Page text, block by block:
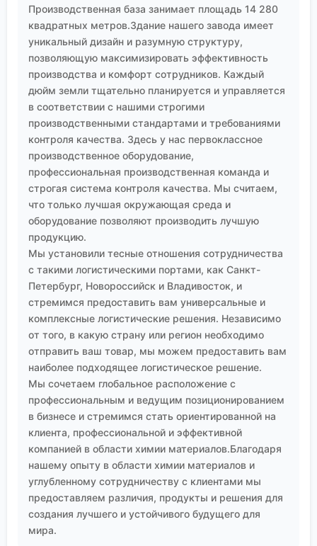
Производственная база занимает площадь 14 280
квадратных метров.Здание нашего завода имеет
уникальный дизайн и разумную структуру,
позволяющую максимизировать эффективность
производства и комфорт сотрудников. Каждый
дюйм земли тщательно планируется и управляется
в соответствии с нашими строгими
производственными стандартами и требованиями
контроля качества. Здесь у нас первоклассное
производственное оборудование,
профессиональная производственная команда и
строгая система контроля качества. Мы считаем,
что только лучшая окружающая среда и
оборудование позволяют производить лучшую
продукцию.
Мы установили тесные отношения сотрудничества
с такими логистическими портами, как Санкт-
Петербург, Новороссийск и Владивосток, и
стремимся предоставить вам универсальные и
комплексные логистические решения. Независимо
от того, в какую страну или регион необходимо
отправить ваш товар, мы можем предоставить вам
наиболее подходящее логистическое решение.
Мы сочетаем глобальное расположение с
профессиональным и ведущим позиционированием
в бизнесе и стремимся стать ориентированной на
клиента, профессиональной и эффективной
компанией в области химии материалов.Благодаря
нашему опыту в области химии материалов и
углубленному сотрудничеству с клиентами мы
предоставляем различия, продукты и решения для
создания лучшего и устойчивого будущего для
мира.